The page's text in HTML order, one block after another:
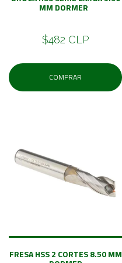
MM DORMER
$482 CLP
COMPRAR
FRESA HSS 2 CORTES 8.50 MM